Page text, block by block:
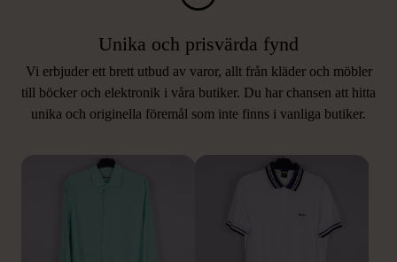
Unika och prisvärda fynd
Vi erbjuder ett brett utbud av varor, allt från kläder och möbler
till böcker och elektronik i våra butiker. Du har chansen att hitta
unika och originella föremål som inte finns i vanliga butiker.
LIKNANDE PRODUKTER
Hitta produkter som påminner om denna